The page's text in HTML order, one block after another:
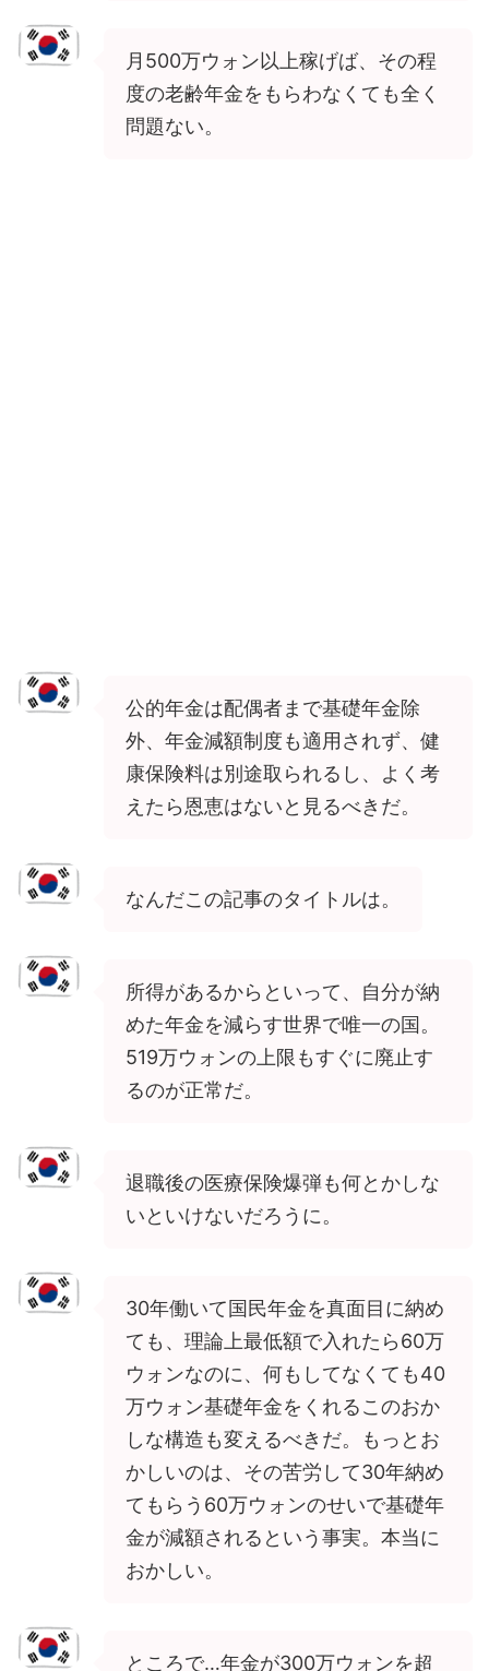
月500万ウォン以上稼げば、その程
度の老齢年金をもらわなくても全く
問題ない。
公的年金は配偶者まで基礎年金除
外、年金減額制度も適用されず、健
康保険料は別途取られるし、よく考
えたら恩恵はないと見るべきだ。
なんだこの記事のタイトルは。
所得があるからといって、自分が納
めた年金を減らす世界で唯一の国。
519万ウォンの上限もすぐに廃止す
るのが正常だ。
退職後の医療保険爆弾も何とかしな
いといけないだろうに。
30年働いて国民年金を真面目に納め
ても、理論上最低額で入れたら60万
ウォンなのに、何もしてなくても40
万ウォン基礎年金をくれるこのおか
しな構造も変えるべきだ。もっとお
かしいのは、その苦労して30年納め
てもらう60万ウォンのせいで基礎年
金が減額されるという事実。本当に
おかしい。
ところで…年金が300万ウォンを超